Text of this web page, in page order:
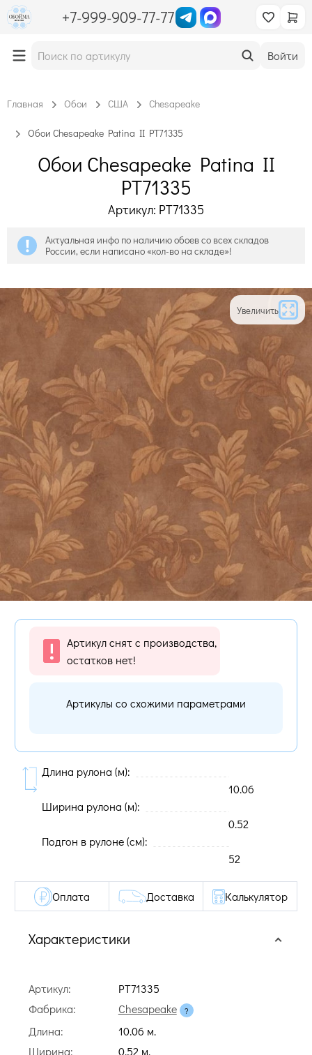
+7-999-909-77-77
Войти
Главная Обои США Chesapeake
Обои Chesapeake Patina II PT71335
Обои Chesapeake Patina II
PT71335
Артикул: PT71335
Актуальная инфо по наличию обоев со всех складов
России, если написано «кол-во на складе»!
Увеличить
Артикул снят с производства,
остатков нет!
Артикулы со схожими параметрами
Длина рулона (м):
10.06
Ширина рулона (м):
0.52
Подгон в рулоне (cм):
52
Характеристики
Артикул:
PT71335
Фабрика:
Chesapeake
Длина:
10.06 м.
Ширина:
0.52 м.
Оплата Доставка Калькулятор